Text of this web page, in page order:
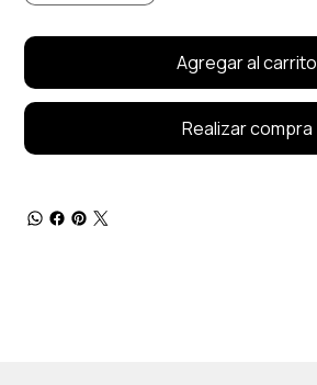
Agregar al carrito
Realizar compra